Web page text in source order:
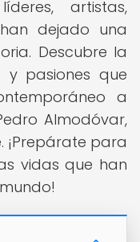
artistas,
dejado una
Descubre la
pasiones que
a
Almodóvar,
¡Prepárate para
vidas que han